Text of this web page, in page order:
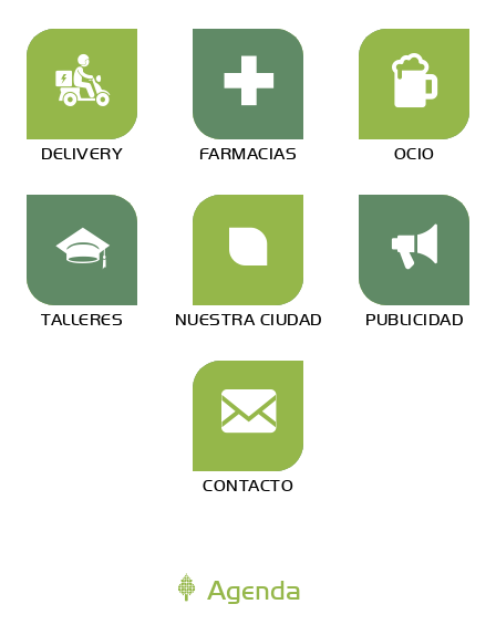
DELIVERY FARMACIAS OCIO
TALLERES NUESTRA CIUDAD PUBLICIDAD
CONTACTO
Agenda